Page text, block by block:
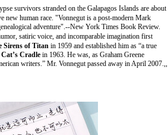
survivors stranded on the Galapagos Islands are about
new human race. "Vonnegut is a post-modern Mark
adventure".--New York Times Book Review.
satiric voice, and incomparable imagination first
Sirens of Titan in 1959 and established him as “a true
Cat’s Cradle in 1963. He was, as Graham Greene
writers.” Mr. Vonnegut passed away in April 2007.,,